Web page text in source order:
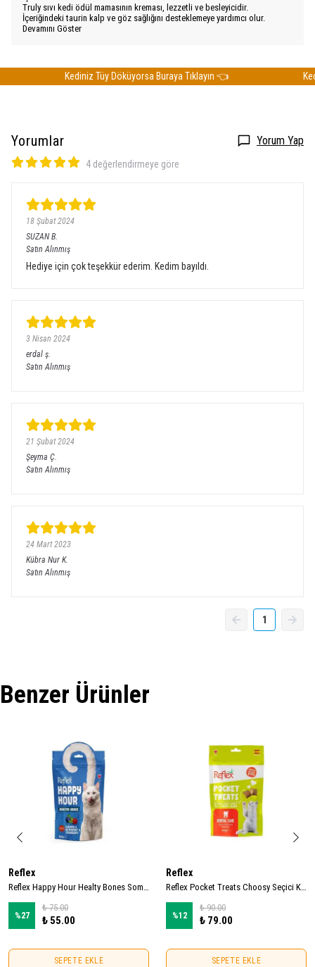
Truly sıvı kedi ödül mamasının kreması, lezzetli ve besleyicidir.
İçeriğindeki taurin kalp ve göz sağlığını desteklemeye yardımcı olur.
Devamını Göster
Kediniz Tüy Döküyorsa Buraya Tıklayın 👈
Yorumlar Yorum Yap
4 değerlendirmeye göre
18 Şubat 2024
SUZAN B.
Satın Alınmış
Hediye için çok teşekkür ederim. Kedim bayıldı.
3 Nisan 2024
erdal ş.
Satın Alınmış
21 Şubat 2024
Şeyma Ç.
Satın Alınmış
24 Mart 2023
Kübra Nur K.
Satın Alınmış
1
Benzer Ürünler
Reflex
Reflex Happy Hour Healty Bones Somonlu ve Yaban Mersinli Kedi Ödül Maması 60gr
%27
₺ 75.00
₺ 55.00
SEPETE EKLE
Reflex
Reflex Pocket Treats Choosy Seçici Kediler İçin Kedi Ödül Maması 60gr
%12
₺ 90.00
₺ 79.00
SEPETE EKLE